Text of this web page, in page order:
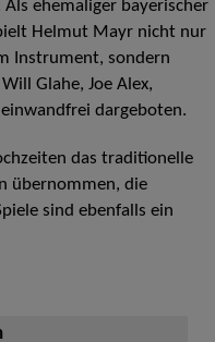
ehemaliger bayerischer
Helmut Mayr nicht nur
Instrument, sondern
Glahe, Joe Alex,
dargeboten.
das traditionelle
übernommen, die
sind ebenfalls ein